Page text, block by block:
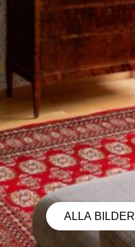
ALLA BILDER